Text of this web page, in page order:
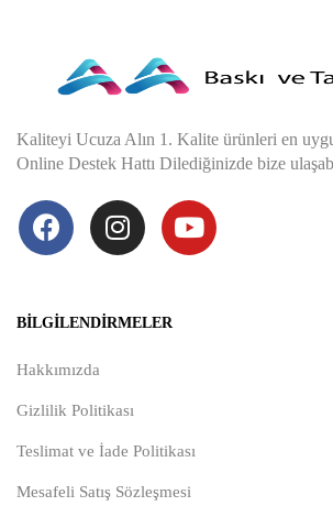
Kaliteyi Ucuza Alın 1. Kalite ürünleri en
Online Destek Hattı Dilediğinizde bize
BILGILENDIRMELER
Hakkımızda
Gizlilik Politikası
Teslimat ve İade Politikası
Mesafeli Satış Sözleşmesi